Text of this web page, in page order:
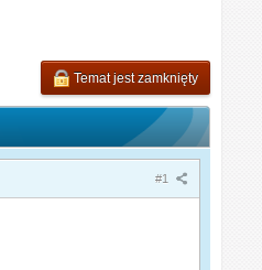
Temat jest zamknięty
#1